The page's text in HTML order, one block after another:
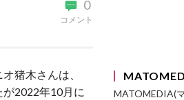
0
コメント
猪木さんは、
2022年10月に
MATOMEDIA(